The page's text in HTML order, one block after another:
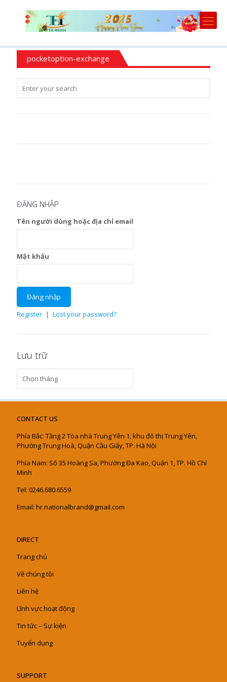
pocketoption-exchange
ĐĂNG NHẬP
Tên người dùng hoặc địa chỉ email
Mật khẩu
Register | Lost your password?
Lưu trữ
trữ
CONTACT US
Phía Bắc: Tầng 2 Tòa nhà Trung Yên 1, khu đô thị Trung Yên,
Phường Trung Hoà, Quận Cầu Giấy, TP. Hà Nội
Phía Nam: Số 35 Hoàng Sa, Phường Đa Kao, Quận 1, TP. Hồ Chí
Minh
Tel: 0246.680.6559
Email: hr.nationalbrand@gmail.com
DIRECT
Trang chủ
Về chúng tôi
Liên hệ
Lĩnh vực hoạt động
Tin tức – Sự kiện
Tuyển dụng
SUPPORT